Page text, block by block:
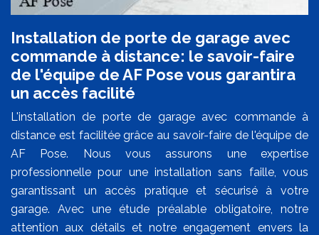
Installation de porte de garage avec
commande à distance: le savoir-faire
de l'équipe de AF Pose vous garantira
un accès facilité
L'installation de porte de garage avec commande à
distance est facilitée grâce au savoir-faire de l'équipe de
AF Pose. Nous vous assurons une expertise
professionnelle pour une installation sans faille, vous
garantissant un accès pratique et sécurisé à votre
garage. Avec une étude préalable obligatoire, notre
attention aux détails et notre engagement envers la